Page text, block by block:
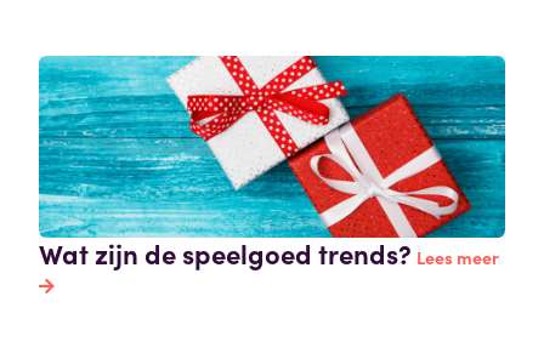
Wat zijn de speelgoed trends? Lees meer